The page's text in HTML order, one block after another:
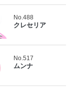
No.488
クレセリア
No.517
ムンナ